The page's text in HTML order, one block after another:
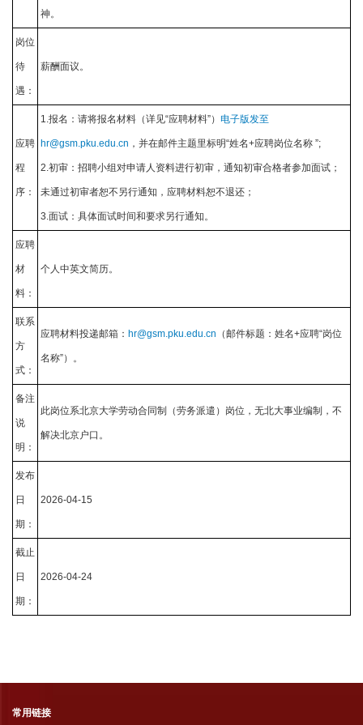
神。
岗位
待
遇：
薪酬面议。
应聘
程
序：
1.报名：请将报名材料（详见“应聘材料”） 电子版发至
hr@gsm.pku.edu.cn ，并在邮件主题里标明“姓名+应聘岗位名称 ”;
2.初审：招聘小组对申请人资料进行初审，通知初审合格者参加面试；
未通过初审者恕不另行通知，应聘材料恕不退还；
3.面试：具体面试时间和要求另行通知。
应聘
材
料：
个人中英文简历。
联系
方
式：
应聘材料投递邮箱： hr@gsm.pku.edu.cn （邮件标题：姓名+应聘“岗位
名称”）。
备注
说
明：
此岗位系北京大学劳动合同制（劳务派遣）岗位，无北大事业编制，不
解决北京户口。
发布
日
期：
2026-04-15
截止
日
期：
2026-04-24
常用链接